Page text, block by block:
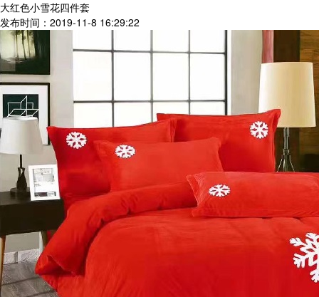
大红色小雪花四件套
发布时间：2019-11-8 16:29:22